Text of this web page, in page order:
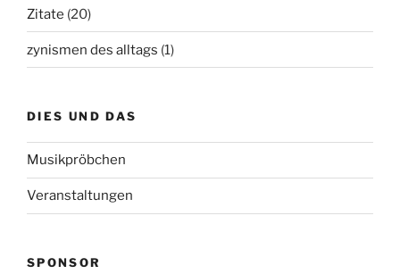
Zitate (20)
zynismen des alltags (1)
DIES UND DAS
Musikpröbchen
Veranstaltungen
SPONSOR